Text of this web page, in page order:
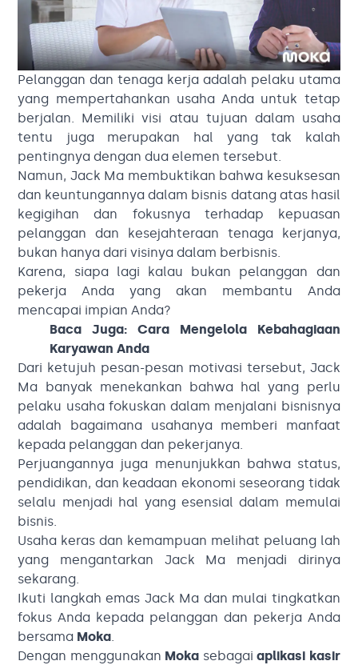
Pelanggan dan tenaga kerja adalah pelaku utama
yang mempertahankan usaha Anda untuk tetap
berjalan. Memiliki visi atau tujuan dalam usaha
tentu juga merupakan hal yang tak kalah
pentingnya dengan dua elemen tersebut.
Namun, Jack Ma membuktikan bahwa kesuksesan
dan keuntungannya dalam bisnis datang atas hasil
kegigihan dan fokusnya terhadap kepuasan
pelanggan dan kesejahteraan tenaga kerjanya,
bukan hanya dari visinya dalam berbisnis.
Karena, siapa lagi kalau bukan pelanggan dan
pekerja Anda yang akan membantu Anda
mencapai impian Anda?
Baca Juga: Cara Mengelola Kebahagiaan
Karyawan Anda
Dari ketujuh pesan-pesan motivasi tersebut, Jack
Ma banyak menekankan bahwa hal yang perlu
pelaku usaha fokuskan dalam menjalani bisnisnya
adalah bagaimana usahanya memberi manfaat
kepada pelanggan dan pekerjanya.
Perjuangannya juga menunjukkan bahwa status,
pendidikan, dan keadaan ekonomi seseorang tidak
selalu menjadi hal yang esensial dalam memulai
bisnis.
Usaha keras dan kemampuan melihat peluang lah
yang mengantarkan Jack Ma menjadi dirinya
sekarang.
Ikuti langkah emas Jack Ma dan mulai tingkatkan
fokus Anda kepada pelanggan dan pekerja Anda
bersama Moka.
Dengan menggunakan Moka sebagaiaplikasi kasir